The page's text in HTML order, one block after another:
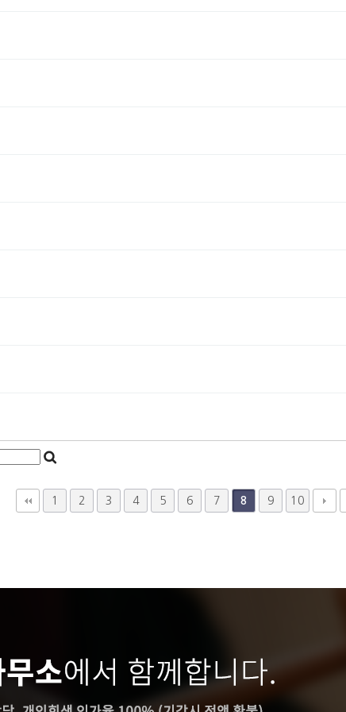
1 2 3 4 5 6 7 8 9 10